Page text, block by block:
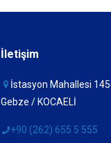
İletişim
İstasyon Mahallesi
Gebze / KOCAELİ
+90 (262) 655 5 555